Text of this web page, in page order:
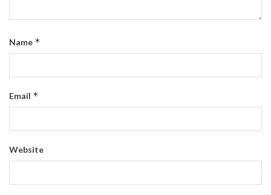
Name *
Email *
Website